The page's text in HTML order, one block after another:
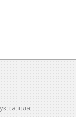
та тіла